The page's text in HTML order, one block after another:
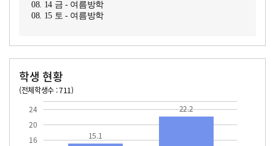
08. 14 금 - 여름방학
08. 15 토 - 여름방학
학생 현황
(전체학생수 : 711)
16
20
24
15.1
22.2